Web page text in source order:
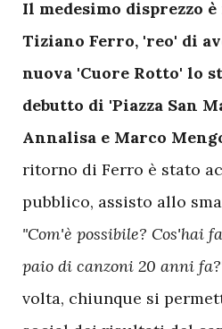
Il medesimo disprezzo
Tiziano Ferro, 'reo' di
nuova 'Cuore Rotto' lo
debutto di 'Piazza San
Annalisa e Marco
ritorno di Ferro è stato
pubblico, assisto allo
"Com'è possibile? Cos'hai
paio di canzoni 20 anni
volta, chiunque si